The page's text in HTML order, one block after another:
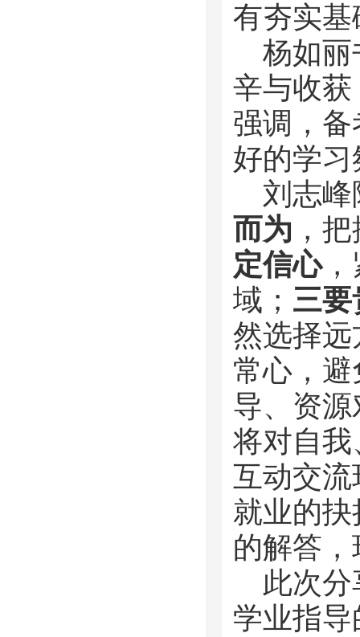
有夯实
杨如
辛与收
强调，
好的学
刘志
而为 ，
定信心，
域； 三要
然选择
常心，
导、资
将对自
互动交流
就业的抉
的解答
此次
学业指